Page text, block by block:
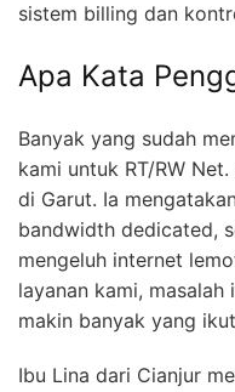
sistem billing dan
Apa Kata
Banyak yang sudah
kami untuk RT/RW
di Garut. Ia
bandwidth dedicated,
mengeluh internet
layanan kami,
makin banyak yang
Ibu Lina dari Cianjur